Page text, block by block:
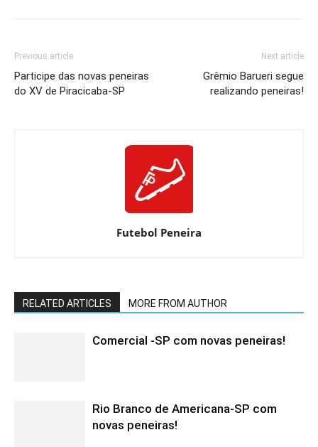
Previous article
Participe das novas peneiras
do XV de Piracicaba-SP
Next article
Grêmio Barueri segue
realizando peneiras!
Futebol Peneira
RELATED ARTICLES MORE FROM AUTHOR
Comercial -SP com novas peneiras!
Rio Branco de Americana-SP com
novas peneiras!